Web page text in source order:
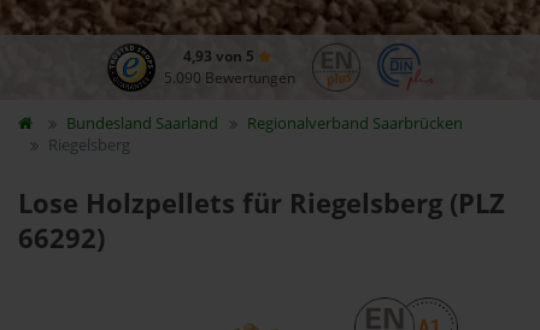
4,93 von 5
5.090 Bewertungen
Bundesland Saarland
Regionalverband Saarbrücken
Riegelsberg
Lose Holzpellets für Riegelsberg (PLZ
66292)